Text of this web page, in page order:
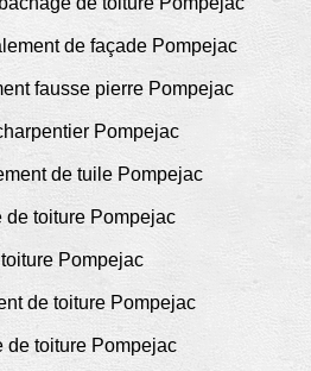
de façade Pompejac
fausse pierre Pompejac
Pompejac
de tuile Pompejac
de toiture Pompejac
Pompejac
de toiture Pompejac
de toiture Pompejac